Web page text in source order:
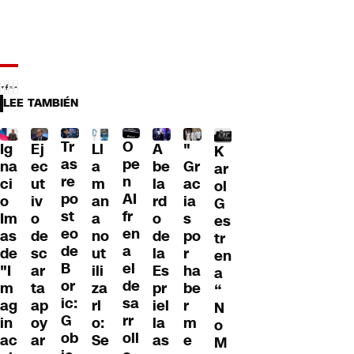
LEE TAMBIÉN
Ig
na
ci
o
Im
as
de
"I
m
ag
in
ac
Ej
ec
ut
iv
o
de
sc
ar
ta
ap
oy
ar
Tr
as
re
po
st
eo
de
B
or
ic:
G
ob
Ll
a
m
an
a
no
ut
ili
za
rl
o:
Se
O
pe
n
AI
fr
en
a
el
de
sa
rr
oll
A
be
la
rd
o
de
la
Es
pr
iel
la
as
"
Gr
ac
ia
s
po
r
ha
be
r
m
e
K
ar
ol
G
es
tr
en
a
“
N
o
M